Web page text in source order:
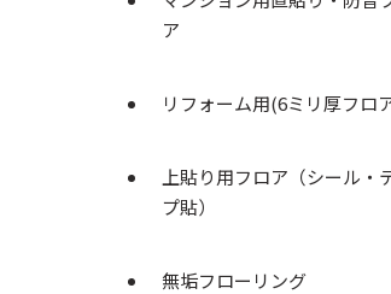
ア
リフォーム用(6ミリ厚フロ
上貼り用フロア（シール・
プ貼）
無垢フローリング